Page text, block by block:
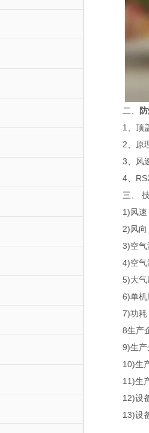
二、
1、顶盖
2、原理
3、风速
4、
三、 技
1)风速：
2)风向：
3)空气
4)空气
5)大气压
6)单机版
7)功耗
8生产企
9)生产企
10)生产
11)生产
12)设备
13)设备